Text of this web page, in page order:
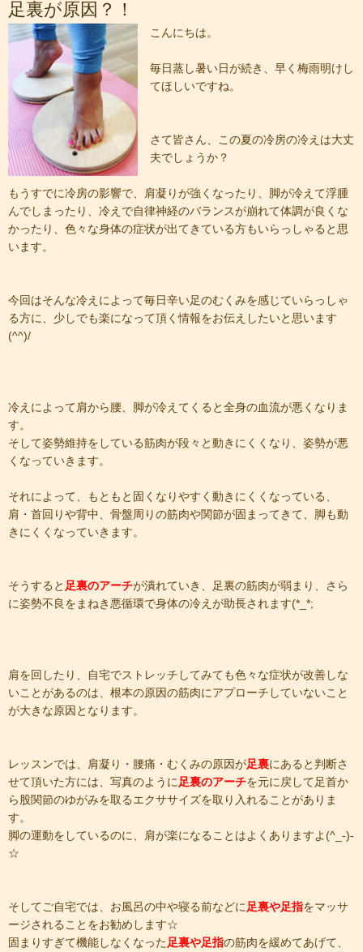
足裏が原因？！​
こんにちは。
​毎日蒸し暑い日が続き、早く梅雨明けし
てほしいですね。
​さて皆さん、この夏の冷房の冷えは大丈
夫でしょうか？
​もうすでに冷房の影響で、肩凝りが強くなったり、脚が冷えて浮腫
んでしまったり、冷えで自律神経のバランスが崩れて体調が良くな
かったり、色々な身体の症状が出てきている方もいらっしゃると思
います。
​今回はそんな冷えによって毎日辛い足のむくみを感じていらっしゃ
る方に、少しでも楽になって頂く情報をお伝えしたいと思います
(^^)/
​冷えによって肩から腰、脚が冷えてくると全身の血流が悪くなりま
す。
​そして姿勢維持をしている筋肉が段々と動きにくくなり、姿勢が悪
くなっていきます。
​それによって、もともと固くなりやすく動きにくくなっている、
肩・首回りや背中、骨盤周りの筋肉や関節が固まってきて、脚も動
きにくくなっていきます。
​そうすると 足裏のアーチが潰れていき、足裏の筋肉が弱まり、さら
に姿勢不良をまねき悪循環で身体の冷えが助長されます(*_*;
​肩を回したり、自宅でストレッチしてみても色々な症状が改善しな
いことがあるのは、根本の原因の筋肉にアプローチしていないこと
が大きな原因となります。
​レッスンでは、肩凝り・腰痛・むくみの原因が足裏にあると判断さ
せて頂いた方には、写真のように 足裏のアーチを元に戻して足首か
ら股関節のゆがみを取るエクササイズを取り入れることがありま
す。
​脚の運動をしているのに、肩が楽になることはよくありますよ(^_-)-
☆
​そしてご自宅では、お風呂の中や寝る前などに 足裏や足指をマッサ
ージされることをお勧めします☆
​固まりすぎて機能しなくなった足裏や足指の筋肉を緩めてあげて、